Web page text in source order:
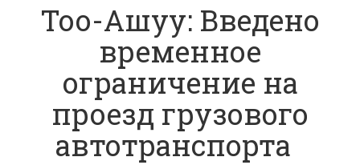
Тоо-Ашуу: Введено
временное
ограничение на
проезд грузового
автотранспорта